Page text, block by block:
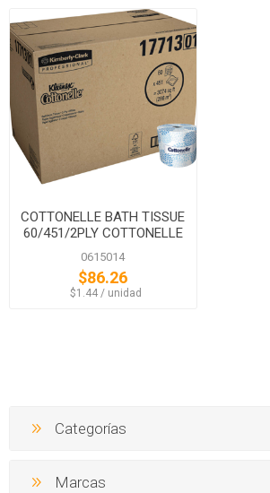
COTTONELLE BATH TISSUE
60/451/2PLY COTTONELLE
0615014
$86.26
‏‏‎ ‎‏‏‎ ‎$1.44 / unidad
Categorías
Marcas